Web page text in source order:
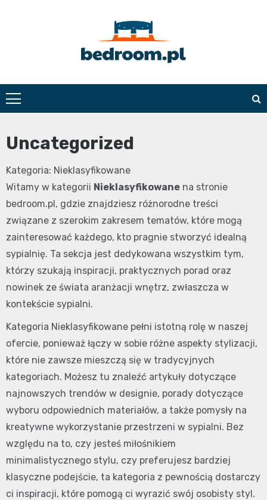
Bedroom.pl
Uncategorized
Kategoria: Nieklasyfikowane
Witamy w kategorii Nieklasyfikowane na stronie
bedroom.pl, gdzie znajdziesz różnorodne treści
związane z szerokim zakresem tematów, które mogą
zainteresować każdego, kto pragnie stworzyć idealną
sypialnię. Ta sekcja jest dedykowana wszystkim tym,
którzy szukają inspiracji, praktycznych porad oraz
nowinek ze świata aranżacji wnętrz, zwłaszcza w
kontekście sypialni.
Kategoria Nieklasyfikowane pełni istotną rolę w naszej
ofercie, ponieważ łączy w sobie różne aspekty stylizacji,
które nie zawsze mieszczą się w tradycyjnych
kategoriach. Możesz tu znaleźć artykuły dotyczące
najnowszych trendów w designie, porady dotyczące
wyboru odpowiednich materiałów, a także pomysły na
kreatywne wykorzystanie przestrzeni w sypialni. Bez
względu na to, czy jesteś miłośnikiem
minimalistycznego stylu, czy preferujesz bardziej
klasyczne podejście, ta kategoria z pewnością dostarczy
ci inspiracji, które pomogą ci wyrazić swój osobisty styl.